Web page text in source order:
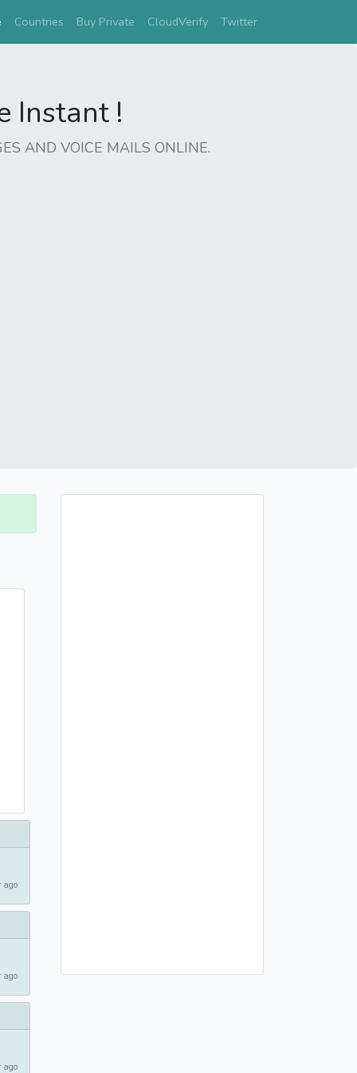
(current)
Countries Buy Private CloudVerify Twitter
Instant !
AND VOICE MAILS ONLINE.